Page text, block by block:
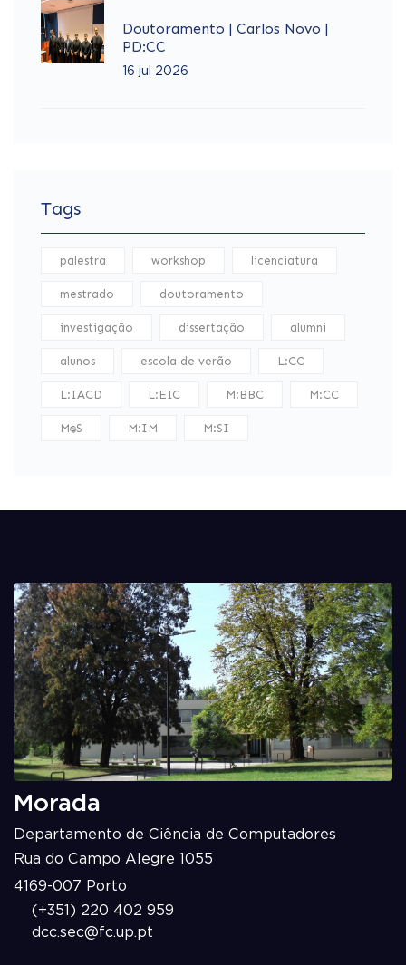
Doutoramento | Carlos Novo |
PD:CC
16 jul 2026
Tags
palestra workshop licenciatura
mestrado doutoramento
investigação dissertação alumni
alunos escola de verão L:CC
L:IACD L:EIC M:BBC M:CC
M:DS M:IM M:SI
Morada
Departamento de Ciência de Computadores
Rua do Campo Alegre 1055
4169-007 Porto
(+351) 220 402 959
dcc.sec@fc.up.pt